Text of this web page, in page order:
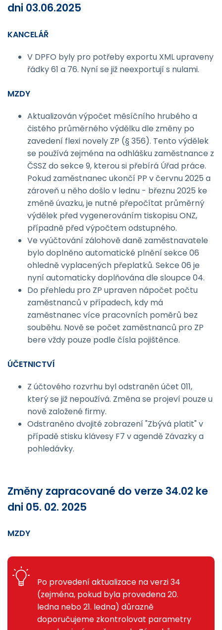
dni 03.06.2025
KANCELÁŘ
V DPFO byly pro potřeby exportu XML upraveny
řádky 61 a 76. Nyní se již neexportují s nulami.
MZDY
Aktualizován výpočet měsíčního hrubého a
čistého průměrného výdělku dle změny po
zavedení flexi novely ZP (§ 356). Tento výdělek
se používá zejména na odhlášku zaměstnance z
ČSSZ do sekce 9, kterou si přebírá Úřad práce.
Pokud zaměstnanec ukončí PP v červnu 2025 a
zároveň u něho došlo v lednu - březnu 2025 ke
změně úvazku, je nutné přepočítat průměrný
výdělek před vygenerováním tiskopisu ONZ,
případně před výpočtem odstupného.
Ve vyúčtování zálohově daně zaměstnavatele
bylo doplněno automatické plnění sekce 06
ohledně vyplacených přeplatků. Sekce 06 je
nyní automaticky doplňována dle sloupce 04.
Do přehledu pro ZP upraven nápočet počtu
zaměstnanců v případech, kdy má
zaměstnanec více pracovních poměrů bez
souběhu. Nově se počet zaměstnanců pro ZP
bere vždy pouze podle čísla pojištěnce.
ÚČETNICTVÍ
Z účtového rozvrhu byl odstraněn účet 011,
který se již nepoužívá. Změna se projeví pouze u
nově založené firmy.
Odstraněno dvojité zobrazení "Zbývá platit" v
případě stisku klávesy F7 v agendě Závazky a
pohledávky.
Změny zapracované do verze 34.02 ke
dni 05. 02. 2025
MZDY
Po provedení aktualizace na verzi 34
(zejména, pokud byla provedena 20.
ledna nebo 21. ledna) důrazně
doporučujeme zkontrolovat parametry